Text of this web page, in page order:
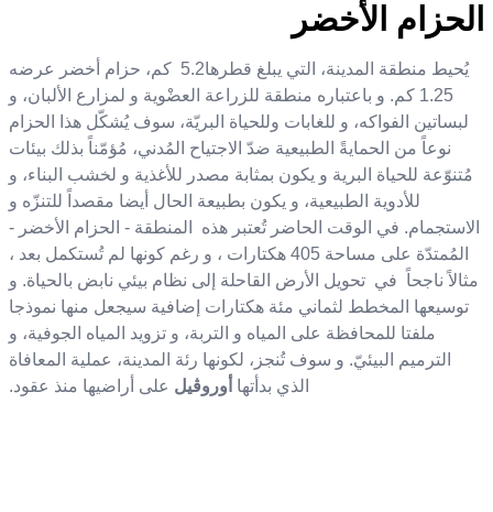
الحزام الأخضر
يُحيط منطقة المدينة، التي يبلغ قطرها2
.
5 كم، حزام أخضر عرضه
1.25 كم. و باعتباره منطقة للزراعة العضْوية و لمزارع الألبان، و
لبساتين الفواكه، و للغابات وللحياة البريّة، سوف يُشكّل هذا
الحزام
نوعاً من الحمايةً الطبيعية ضدّ الاجتياح المُدني، مُؤمّناً بذلك بيئات
مُتنوّعة للحياة البرية و يكون بمثابة مصدر للأغذية و لخشب البناء، و
للأدوية الطبيعية، و يكون بطبيعة الحال أيضا مقصداً للتنزّه و
الاستجمام. في الوقت الحاضر تُعتبر هذه المنطقة - الحزام الأخضر -
المُمتدّة على مساحة 405 هكتارات ، و رغم كونها لم تُستكمل بعد ،
مثالاً ناجحاً في تحويل الأرض القاحلة إلى نظام بيئي نابض بالحياة. و
توسيعها المخطط لثماني مئة هكتارات إضافية سيجعل منها نموذجا
ملفتا للمحافظة على المياه و التربة، و تزويد المياه الجوفية، و
الترميم البيئيّ. و سوف تُنجز، لكونها رئة المدينة، عملية المعافاة
الذي بدأتها أوروڨيل على أراضيها منذ عقود.